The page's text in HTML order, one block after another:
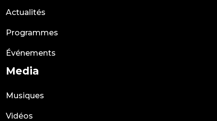
Actualités
Programmes
Événements
Media
Musiques
Vidéos